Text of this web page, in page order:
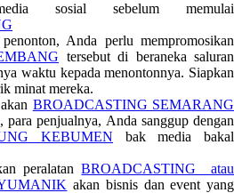
sosial sebelum memulai
Anda perlu mempromosikan
tersebut di beraneka saluran
waktu kepada menontonnya. Siapkan
minat mereka.
BROADCASTING SEMARANG
penjualnya, Anda sanggup dengan
KEBUMEN bak media bakal
peralatanBROADCASTING atau
akan bisnis dan event yang